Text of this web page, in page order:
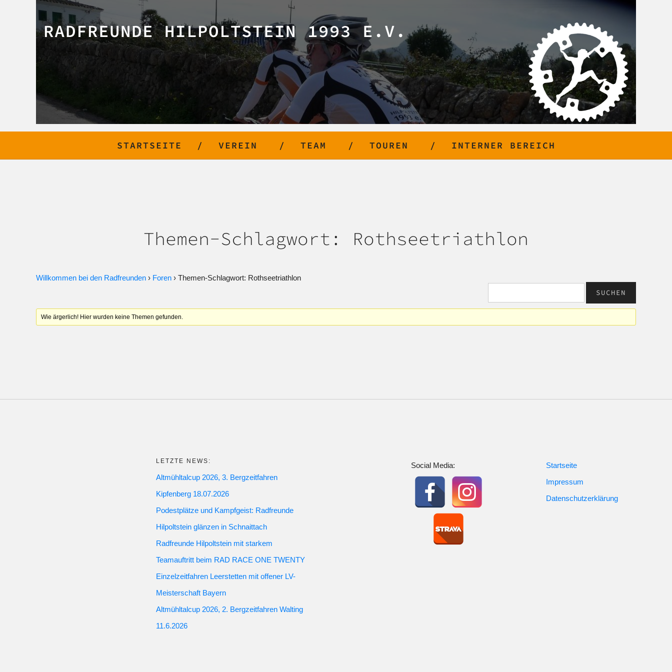
RADFREUNDE HILPOLTSTEIN 1993 E.V.
STARTSEITE VEREIN TEAM TOUREN INTERNER BEREICH
Themen-Schlagwort: Rothseetriathlon
Willkommen bei den Radfreunden › Foren › Themen-Schlagwort: Rothseetriathlon
Wie ärgerlich! Hier wurden keine Themen gefunden.
LETZTE NEWS:
Altmühltalcup 2026, 3. Bergzeitfahren
Kipfenberg 18.07.2026
Podestplätze und Kampfgeist: Radfreunde
Hilpoltstein glänzen in Schnaittach
Radfreunde Hilpoltstein mit starkem
Teamauftritt beim RAD RACE ONE TWENTY
Einzelzeitfahren Leerstetten mit offener LV-
Meisterschaft Bayern
Altmühltalcup 2026, 2. Bergzeitfahren Walting
11.6.2026
Social Media:
Startseite
Impressum
Datenschutzerklärung